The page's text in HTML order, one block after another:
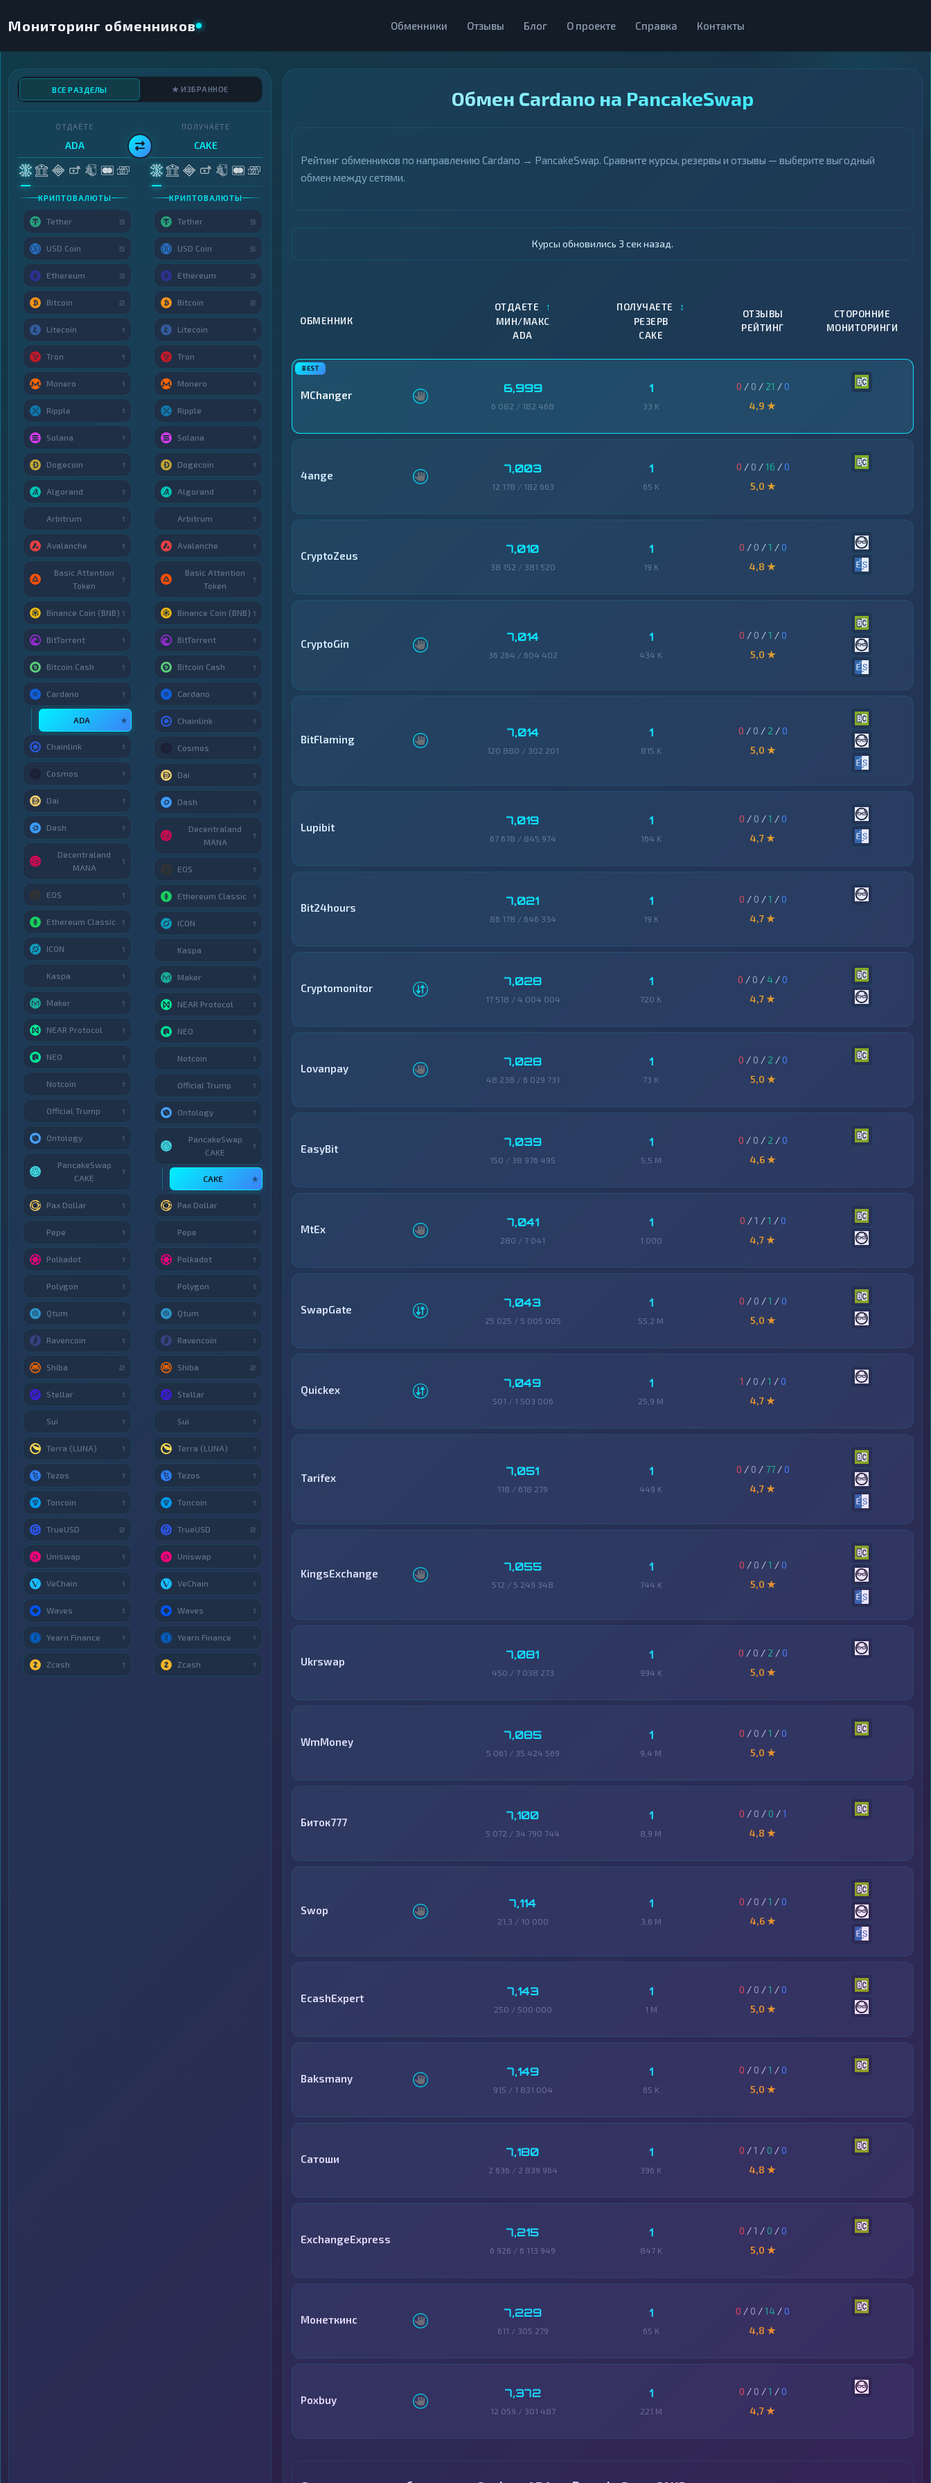
Мониторинг обменников Обменники Отзывы Блог О проекте Справка Контакты
Обмен Cardano на PancakeSwap
Рейтинг обменников по направлению Cardano → PancakeSwap. Сравните курсы, резервы и отзывы — выберите выгодный
обмен между сетями.
Курсы обновились 4 сек назад.
ОБМЕННИК
ОТДАЕТЕ ↑
МИН/МАКС
ADA
ПОЛУЧАЕТЕ ↕
РЕЗЕРВ
CAKE
ОТЗЫВЫ
РЕЙТИНГ
СТОРОННИЕ
МОНИТОРИНГИ
MChanger 6,999
6 082 / 182 468
1
33 K
0 / 0 / 21 /0
4,9 ★
4ange 7,003
12 178 / 182 663
1
65 K
0 / 0 /16 /0
5,0 ★
CryptoZeus 7,010
38 152 / 381 520
1
19 K
0 / 0 /1 /0
4,8 ★
CryptoGin 7,014
36 264 / 604 402
1
434 K
0 / 0 /1 /0
5,0 ★
BitFlaming 7,014
120 880 / 302 201
1
815 K
0 / 0 / 2 /0
5,0 ★
Lupibit 7,019
67 678 / 845 974
1
164 K
0 / 0 /1 /0
4,7 ★
Bit24hours 7,021
86 178 / 646 334
1
19 K
0 / 0 /1 /0
4,7 ★
Cryptomonitor 7,028
17 518 / 4 004 004
1
720 K
0 / 0 / 4 /0
4,7 ★
Lovanpay 7,028
48 238 / 6 029 731
1
73 K
0 / 0 / 2 /0
5,0 ★
EasyBit 7,039
150 / 38 976 495
1
5,5 M
0 / 0 / 2 /0
4,6 ★
MtEx 7,041
280 / 7 041
1
1 000
0 /1 /1 /0
4,7 ★
SwapGate 7,043
25 025 / 5 005 005
1
55,2 M
0 / 0 /1 /0
5,0 ★
Quickex 7,049
501 / 1 503 006
1
25,9 M
1 / 0 /1 /0
4,7 ★
Tarifex 7,051
118 / 618 279
1
449 K
0 / 0 / 77/0
4,7 ★
KingsExchange 7,055
512 / 5 249 348
1
744 K
0 / 0 /1 /0
5,0 ★
Ukrswap 7,081
450 / 7 038 273
1
994 K
0 / 0 / 2 /0
5,0 ★
WmMoney 7,085
5 061 / 35 424 569
1
9,4 M
0 / 0 /1 /0
5,0 ★
Биток777 7,100
5 072 / 34 790 744
1
8,9 M
0 / 0 / 0 /1
4,8 ★
Swop 7,114
21,3 / 10 000
1
3,6 M
0 / 0 /1 /0
4,6 ★
EcashExpert 7,143
250 / 500 000
1
1 M
0 / 0 /1 /0
5,0 ★
Baksmany 7,149
915 / 1 831 004
1
65 K
0 / 0 /1 /0
5,0 ★
Сатоши 7,180
2 636 / 2 839 964
1
396 K
0 /1 / 0 /0
4,8 ★
ExchangeExpress 7,215
6 926 / 6 113 949
1
847 K
0 /1 / 0 /0
5,0 ★
Монеткинс 7,229
611 / 305 279
1
65 K
0 / 0 /14 /0
4,8 ★
Poxbuy 7,372
12 059 / 301 487
1
221 M
0 / 0 /1 /0
4,7 ★
ВСЕ РАЗДЕЛЫ ★ ИЗБРАННОЕ
ОТДАЁТЕ
ADA
КРИПТОВАЛЮТЫ
Tether 9
USD Coin 5
Ethereum 3
Bitcoin 2
Litecoin 1
Tron 1
Monero 1
Ripple 1
Solana 1
Dogecoin 1
Algorand 1
Arbitrum 1
Avalanche 1
Basic Attention
Token
1
Binance Coin (BNB) 1
BitTorrent 1
Bitcoin Cash 1
Cardano 1
ADA ★
Chainlink 1
Cosmos 1
Dai 1
Dash 1
Decentraland
MANA
1
EOS 1
Ethereum Classic 1
ICON 1
Kaspa 1
Maker 1
NEAR Protocol 1
NEO 1
Notcoin 1
Official Trump 1
Ontology 1
PancakeSwap
CAKE
1
Pax Dollar 1
Pepe 1
Polkadot 1
Polygon 1
Qtum 1
Ravencoin 1
Shiba 2
Stellar 1
Sui 1
Terra (LUNA) 1
Tezos 1
Toncoin 1
TrueUSD 2
Uniswap 1
VeChain 1
Waves 1
Yearn Finance 1
Zcash 1
ПОЛУЧАЕТЕ
CAKE
КРИПТОВАЛЮТЫ
Tether 9
USD Coin 5
Ethereum 3
Bitcoin 2
Litecoin 1
Tron 1
Monero 1
Ripple 1
Solana 1
Dogecoin 1
Algorand 1
Arbitrum 1
Avalanche 1
Basic Attention
Token
1
Binance Coin (BNB) 1
BitTorrent 1
Bitcoin Cash 1
Cardano 1
Chainlink 1
Cosmos 1
Dai 1
Dash 1
Decentraland
MANA
1
EOS 1
Ethereum Classic 1
ICON 1
Kaspa 1
Maker 1
NEAR Protocol 1
NEO 1
Notcoin 1
Official Trump 1
Ontology 1
PancakeSwap
CAKE
1
CAKE ★
Pax Dollar 1
Pepe 1
Polkadot 1
Polygon 1
Qtum 1
Ravencoin 1
Shiba 2
Stellar 1
Sui 1
Terra (LUNA) 1
Tezos 1
Toncoin 1
TrueUSD 2
Uniswap 1
VeChain 1
Waves 1
Yearn Finance 1
Zcash 1